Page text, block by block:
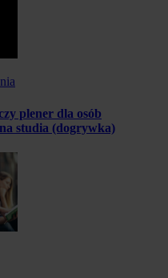
plener dla osób
studia (dogrywka)